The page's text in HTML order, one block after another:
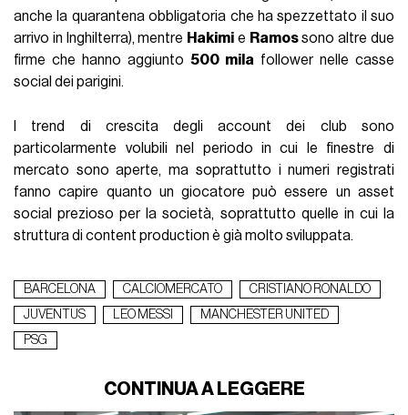
anche la quarantena obbligatoria che ha spezzettato il suo
arrivo in Inghilterra), mentre Hakimi e Ramossono altre due
firme che hanno aggiunto 500 mila follower nelle casse
social dei parigini.
I trend di crescita degli account dei club sono
particolarmente volubili nel periodo in cui le finestre di
mercato sono aperte, ma soprattutto i numeri registrati
fanno capire quanto un giocatore può essere un asset
social prezioso per la società, soprattutto quelle in cui la
struttura di content production è già molto sviluppata.
BARCELONA CALCIOMERCATO
CRISTIANO RONALDO
JUVENTUS
LEO MESSI
MANCHESTER UNITED
PSG
CONTINUA A LEGGERE